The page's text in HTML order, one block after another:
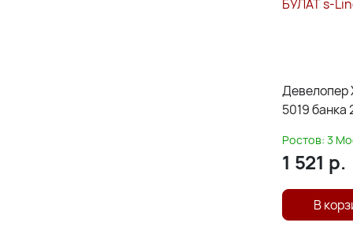
Девелопер
5019 банка
Ростов: 3
1 521 р.
В